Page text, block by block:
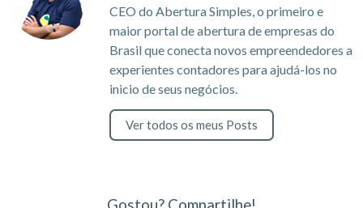
CEO do Abertura Simples, o primeiro e
maior portal de abertura de empresas do
Brasil que conecta novos empreendedores a
experientes contadores para ajudá-los no
inicio de seus negócios.
Ver todos os meus Posts